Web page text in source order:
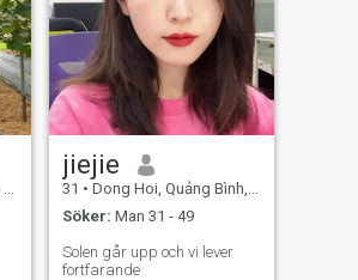
jiejie
31 • Dong Hoi, Quảng Bình, Vietnam
Söker: Man 31 - 49
Solen går upp och vi lever
fortfarande